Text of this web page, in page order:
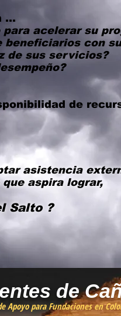
...
acelerar su
beneficiarios con
desus servicios?
de
aspira lograr,
Salto ?
de
Apoyo para Fundaciones en